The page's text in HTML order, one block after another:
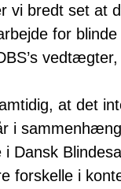
vi bredt set at
for blinde
at det
i
i Dansk
forskelle i